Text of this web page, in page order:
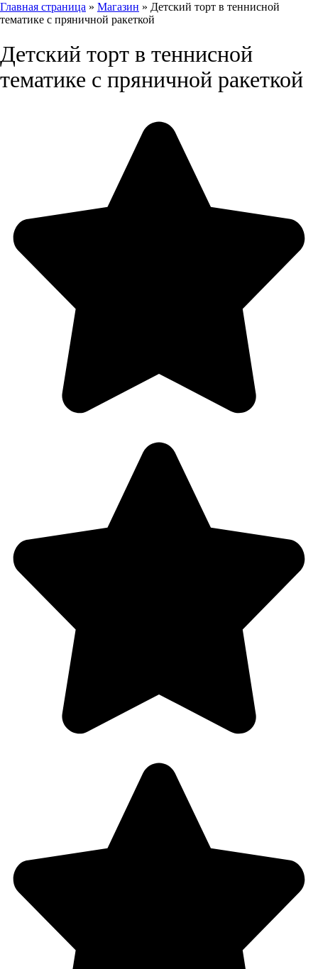
Главная страница » Магазин » Детский торт в теннисной
тематике с пряничной ракеткой
Детский торт в теннисной
тематике с пряничной ракеткой